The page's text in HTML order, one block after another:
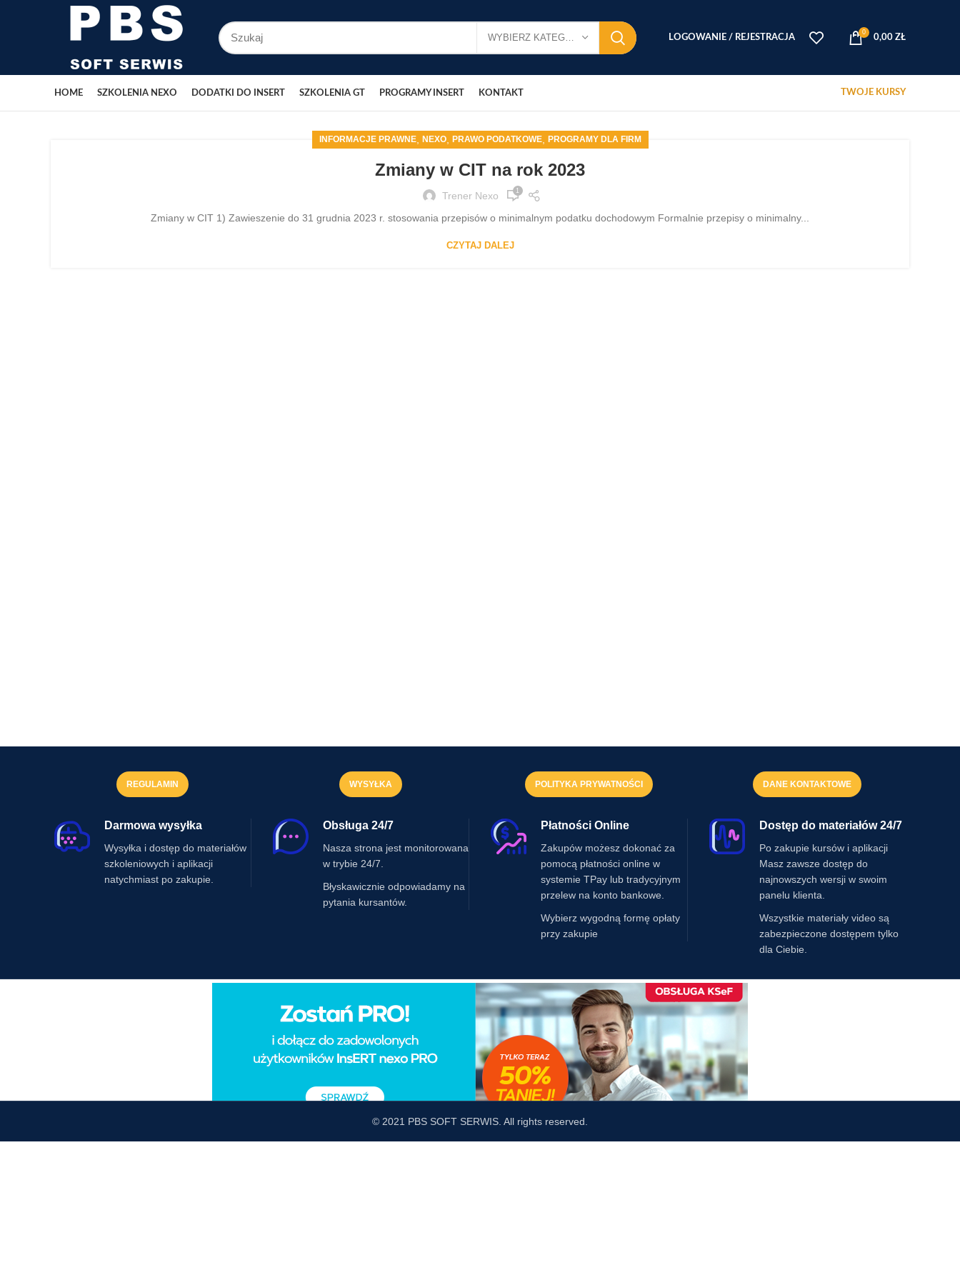
LOGOWANIE / REJESTRACJA
0
0,00 ZŁ
HOME SZKOLENIA NEXO DODATKI DO INSERT SZKOLENIA GT PROGRAMY INSERT KONTAKT TWOJE KURSY
INFORMACJE PRAWNE, NEXO, PRAWO PODATKOWE, PROGRAMY DLA FIRM
Zmiany w CIT na rok 2023
Trener Nexo 1
Zmiany w CIT 1) Zawieszenie do 31 grudnia 2023 r. stosowania przepisów o minimalnym podatku dochodowym Formalnie przepisy o minimalny...
CZYTAJ DALEJ
REGULAMIN WYSYŁKA POLITYKA PRYWATNOŚCI DANE KONTAKTOWE
Darmowa wysyłka
Wysyłka i dostęp do materiałów
szkoleniowych i aplikacji
natychmiast po zakupie.
Obsługa 24/7
Nasza strona jest monitorowana
w trybie 24/7.
Błyskawicznie odpowiadamy na
pytania kursantów.
Płatności Online
Zakupów możesz dokonać za
pomocą płatności online w
systemie TPay lub tradycyjnym
przelew na konto bankowe.
Wybierz wygodną formę opłaty
przy zakupie
Dostęp do materiałów 24/7
Po zakupie kursów i aplikacji
Masz zawsze dostęp do
najnowszych wersji w swoim
panelu klienta.
Wszystkie materiały video są
zabezpieczone dostępem tylko
dla Ciebie.
© 2021 PBS SOFT SERWIS. All rights reserved.